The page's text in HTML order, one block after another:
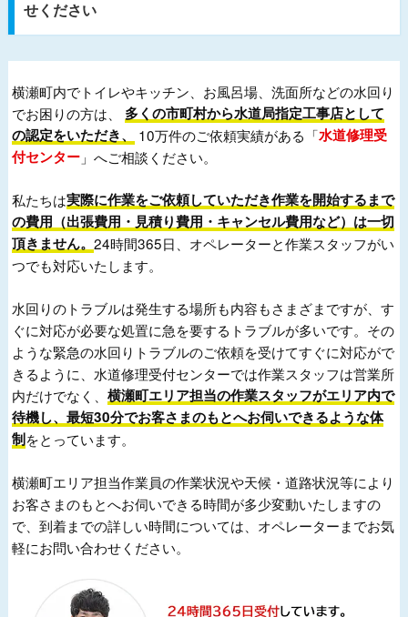
せください
横瀬町内でトイレやキッチン、お風呂場、洗面所などの水回り
でお困りの方は、 多くの市町村から水道局指定工事店として
の認定をいただき、
10万件のご依頼実績がある「水道修理受
付センター 」へご相談ください。
私たちは実際に作業をご依頼していただき作業を開始するまで
の費用（出張費用・見積り費用・キャンセル費用など）は一切
頂きません。24時間365日、オペレーターと作業スタッフがい
つでも対応いたします。
水回りのトラブルは発生する場所も内容もさまざまですが、す
ぐに対応が必要な処置に急を要するトラブルが多いです。その
ような緊急の水回りトラブルのご依頼を受けてすぐに対応がで
きるように、水道修理受付センターでは作業スタッフは営業所
内だけでなく、横瀬町エリア担当の作業スタッフがエリア内で
待機し、最短30分でお客さまのもとへお伺いできるような体
制をとっています。
横瀬町エリア担当作業員の作業状況や天候・道路状況等により
お客さまのもとへお伺いできる時間が多少変動いたしますの
で、到着までの詳しい時間については、オペレーターまでお気
軽にお問い合わせください。